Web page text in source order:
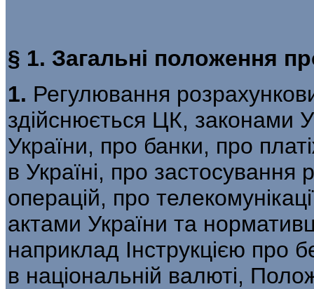
§ 1. Загальні положення
1. Регулювання
здійснюється ЦК, законами
України, про банки, про
в Україні, про застосування
операцій, про
актами України та
наприклад Інструкцією про
в національній валюті,